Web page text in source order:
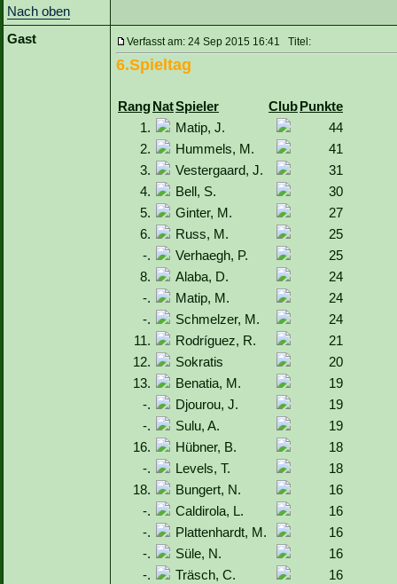
Nach oben
Gast
Verfasst am: 24 Sep 2015 16:41 Titel:
6.Spieltag
RangNatSpieler ClubPunkte
1.
Matip, J.
44
2.
Hummels, M.
41
3.
Vestergaard, J.
31
4.
Bell, S.
30
5.
Ginter, M.
27
6.
Russ, M.
25
-.
Verhaegh, P.
25
8.
Alaba, D.
24
-.
Matip, M.
24
-.
Schmelzer, M.
24
11.
Rodríguez, R.
21
12.
Sokratis
20
13.
Benatia, M.
19
-.
Djourou, J.
19
-.
Sulu, A.
19
16.
Hübner, B.
18
-.
Levels, T.
18
18.
Bungert, N.
16
-.
Caldirola, L.
16
-.
Plattenhardt, M.
16
-.
Süle, N.
16
-.
Träsch, C. 16